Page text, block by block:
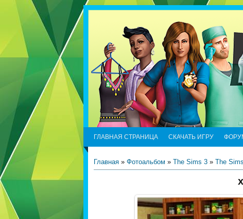
ГЛАВНАЯ СТРАНИЦА СКАЧАТЬ ИГРУ
Главная » Фотоальбом » The Sims 3 » The